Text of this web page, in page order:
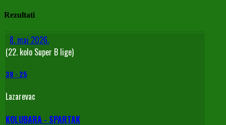
Rezultati
8. maj 2026.
(22. kolo Super B lige)
38 - 25
Lazarevac
KOLUBARA - SPARTAK